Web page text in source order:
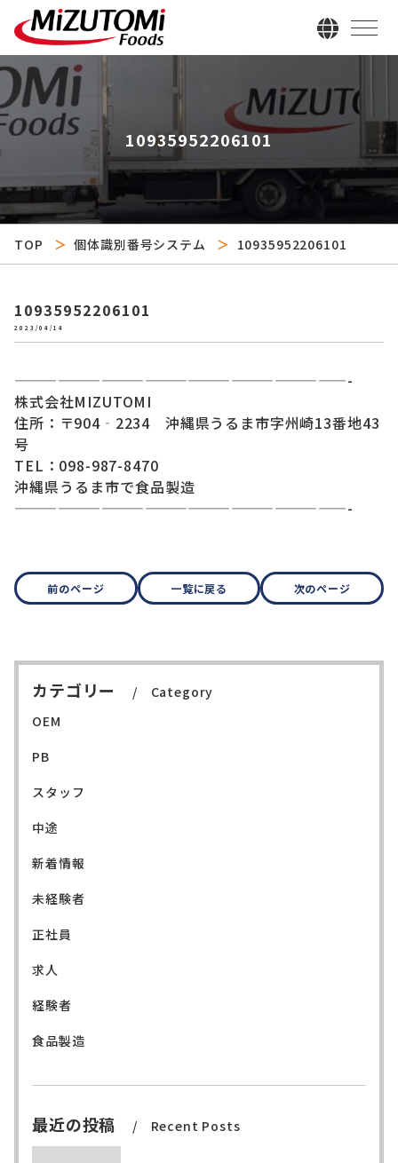
10935952206101
TOP 個体識別番号システム 10935952206101
10935952206101
2023/04/14
———————————————————————-
株式会社MIZUTOMI
住所：〒904‐2234 沖縄県うるま市字州崎13番地43
号
TEL：098-987-8470
沖縄県うるま市で食品製造
———————————————————————-
前のページ 一覧に戻る 次のページ
カテゴリー
Category
OEM
PB
スタッフ
中途
新着情報
未経験者
正社員
求人
経験者
食品製造
最近の投稿 Recent Posts